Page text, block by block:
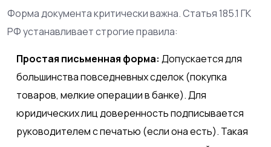
Форма документа критически важна. Статья 185.1 ГК
РФ устанавливает строгие правила:
Простая письменная форма: Допускается для
большинства повседневных сделок (покупка
товаров, мелкие операции в банке). Для
юридических лиц доверенность подписывается
руководителем с печатью (если она есть). Такая